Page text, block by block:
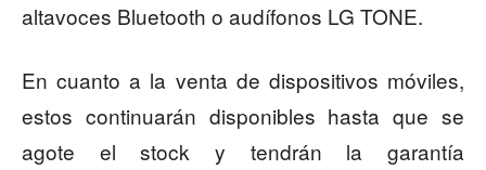
altavoces Bluetooth o audífonos LG TONE.
En cuanto a la venta de dispositivos móviles,
estos continuarán disponibles hasta que se
agote el stock y tendrán la garantía